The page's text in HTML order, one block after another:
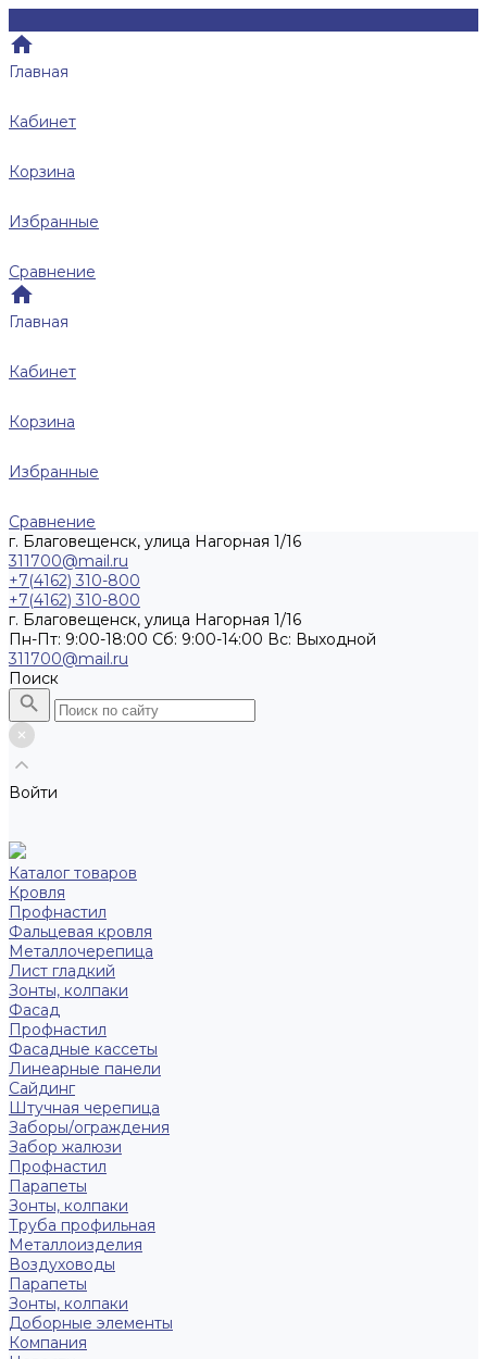
Главная
Кабинет
Корзина
Избранные
Сравнение
Главная
Кабинет
Корзина
Избранные
Сравнение
г. Благовещенск, улица Нагорная 1/16
311700@mail.ru
+7(4162) 310-800
+7(4162) 310-800
г. Благовещенск, улица Нагорная 1/16
Пн-Пт: 9:00-18:00 Cб: 9:00-14:00 Вс: Выходной
311700@mail.ru
Поиск
Войти
Каталог товаров
Кровля
Профнастил
Фальцевая кровля
Металлочерепица
Лист гладкий
Зонты, колпаки
Фасад
Профнастил
Фасадные кассеты
Линеарные панели
Сайдинг
Штучная черепица
Заборы/ограждения
Забор жалюзи
Профнастил
Парапеты
Зонты, колпаки
Труба профильная
Металлоизделия
Воздуховоды
Парапеты
Зонты, колпаки
Доборные элементы
Компания